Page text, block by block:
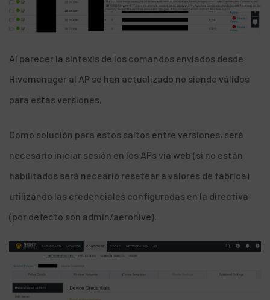
Al parecer la sintaxis de los comandos enviados desde
Hivemanager al AP se han actualizado no siendo válidos
para estas versiones.
Como solución para estos saltos entre versiones, será
necesario iniciar sesión en los APs via web (si no están
habilitados será neceario resetear a valores de fabrica)
utilizando las credenciales configuradas en la directiva
(por defecto son admin/aerohive).